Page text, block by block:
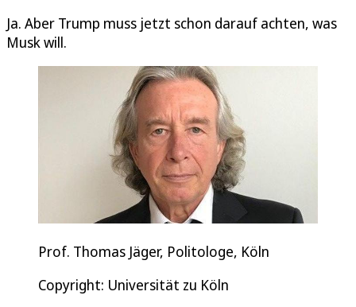
Ja. Aber Trump muss jetzt schon darauf achten, was
Musk will.
Prof. Thomas Jäger, Politologe, Köln
Copyright: Universität zu Köln